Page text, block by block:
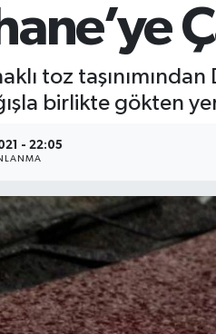
toz
birlikte gökten
- 22:05